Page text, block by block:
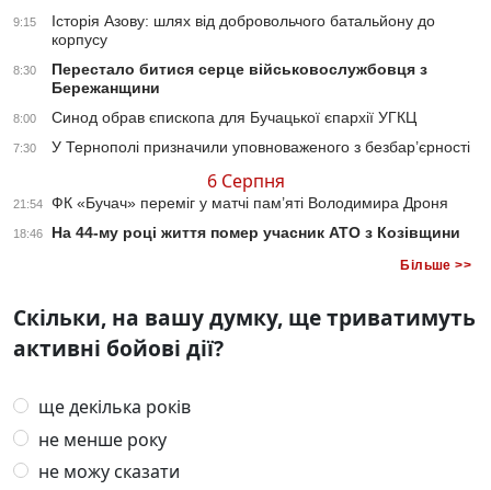
9:15
Історія Азову: шлях від добровольчого батальйону до
корпусу
8:30
Перестало битися серце військовослужбовця з
Бережанщини
8:00 Синод обрав єпископа для Бучацької єпархії УГКЦ
7:30 У Тернополі призначили уповноваженого з безбар’єрності
6 Серпня
21:54 ФК «Бучач» переміг у матчі пам’яті Володимира Дроня
18:46 На 44-му році життя помер учасник АТО з Козівщини
Більше >>
Скільки, на вашу думку, ще триватимуть
активні бойові дії?
ще декілька років
не менше року
не можу сказати